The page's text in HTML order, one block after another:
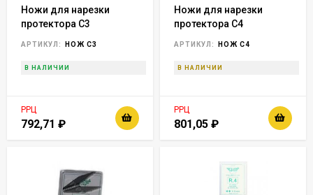
Ножи для нарезки
протектора С3
АРТИКУЛ: НОЖ C3
В НАЛИЧИИ
РРЦ
792,71 ₽
Ножи для нарезки
протектора С4
АРТИКУЛ: НОЖ C4
В НАЛИЧИИ
РРЦ
801,05 ₽